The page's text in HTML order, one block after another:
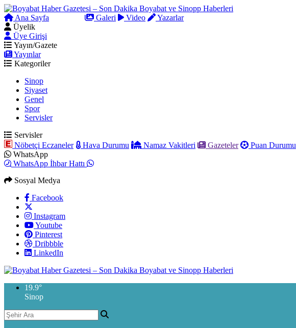
Ana Sayfa Galeri Video
Yazarlar
Üyelik
Üye Girişi
Yayın/Gazete
Yayınlar
Kategoriler
Sinop
Siyaset
Genel
Spor
Servisler
Servisler
Nöbetçi Eczaneler
Hava Durumu Namaz Vakitleri Gazeteler
Puan Durumu
WhatsApp
WhatsApp İhbar Hattı
Sosyal Medya
Facebook
Instagram
Youtube
Pinterest
Dribbble
LinkedIn
19.9°
Sinop